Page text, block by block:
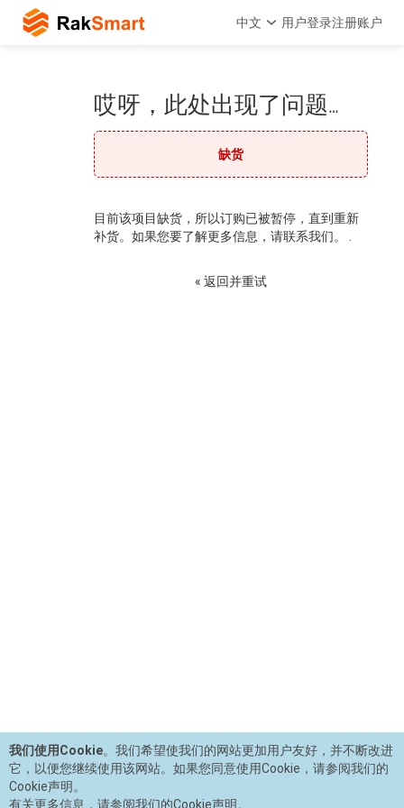
中文 用户登录注册账户
哎呀，此处出现了问题…
缺货
目前该项目缺货，所以订购已被暂停，直到重新
补货。如果您要了解更多信息，请联系我们。 .
« 返回并重试
我们使用Cookie。我们希望使我们的网站更加用户友好，并不断改进
它，以便您继续使用该网站。如果您同意使用Cookie，请参阅我们的
Cookie声明。
有关更多信息，请参阅我们的Cookie声明。